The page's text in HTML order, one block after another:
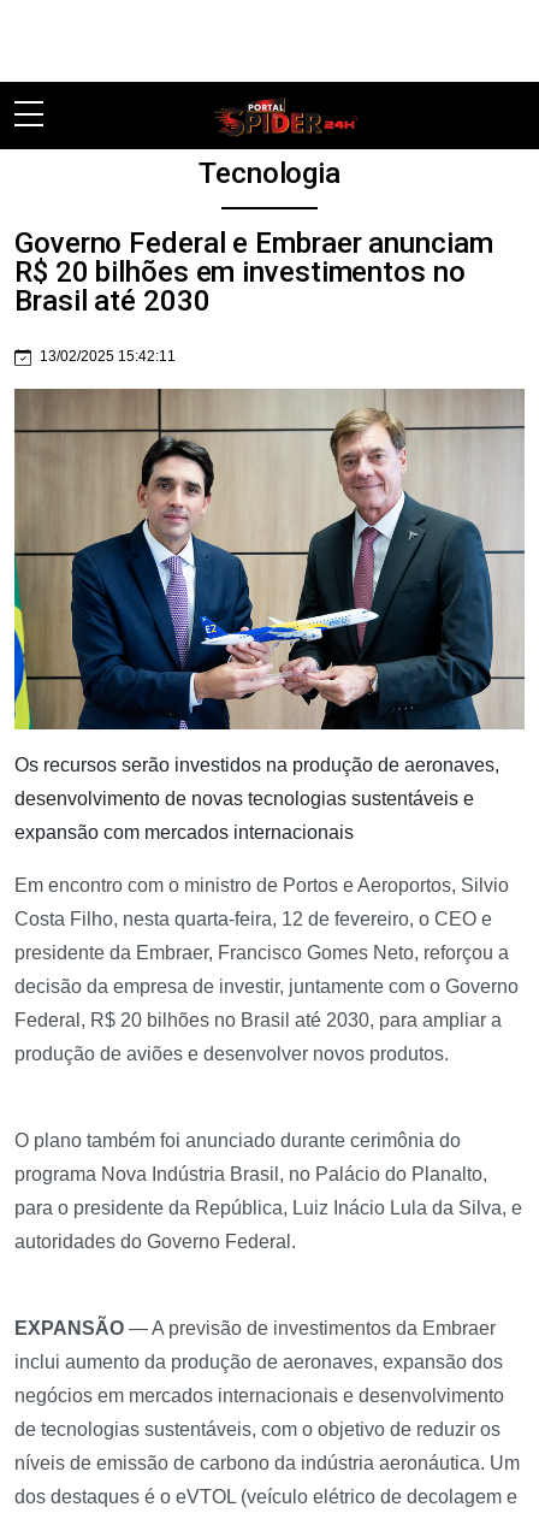
Tecnologia
Governo Federal e Embraer anunciam
R$ 20 bilhões em investimentos no
Brasil até 2030
13/02/2025 15:42:11
Os recursos serão investidos na produção de aeronaves,
desenvolvimento de novas tecnologias sustentáveis e
expansão com mercados internacionais
Em encontro com o ministro de Portos e Aeroportos, Silvio
Costa Filho, nesta quarta-feira, 12 de fevereiro, o CEO e
presidente da Embraer, Francisco Gomes Neto, reforçou a
decisão da empresa de investir, juntamente com o Governo
Federal, R$ 20 bilhões no Brasil até 2030, para ampliar a
produção de aviões e desenvolver novos produtos.
O plano também foi anunciado durante cerimônia do
programa Nova Indústria Brasil, no Palácio do Planalto,
para o presidente da República, Luiz Inácio Lula da Silva, e
autoridades do Governo Federal.
EXPANSÃO — A previsão de investimentos da Embraer
inclui aumento da produção de aeronaves, expansão dos
negócios em mercados internacionais e desenvolvimento
de tecnologias sustentáveis, com o objetivo de reduzir os
níveis de emissão de carbono da indústria aeronáutica. Um
dos destaques é o eVTOL (veículo elétrico de decolagem e